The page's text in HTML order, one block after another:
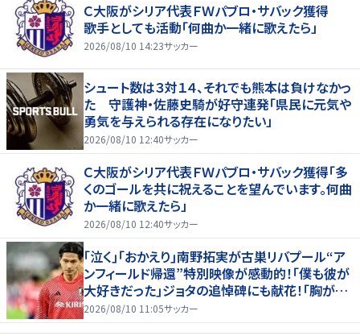
Ｃ大阪がシリア代表ＦＷパブロ・サバック獲得
歌手としても活動「何曲か一緒に歌えたら」
2026/08/10 14:23サッカー
シュート数は３対１４、それでも熊本は負けなかっ
た 守護神・佐藤史騎が好守連発「県民に元気や
勇気を与えられる存在になりたい」
2026/08/10 12:40サッカー
Ｃ大阪がシリア代表ＦＷパブロ・サバック獲得「多
くのゴールを共に祝えることを望んでいます。何曲
か一緒に歌えたら」
2026/08/10 12:40サッカー
｢泣く｣｢おかえり｣南野拓実が古巣リバプール“ア
ンフィールド帰還”特別映像が感動的！｢僕も彼が
大好きだった｣ジョタの追悼碑にも献花！｢胸が熱
くなります…｣
2026/08/10 11:05サッカー